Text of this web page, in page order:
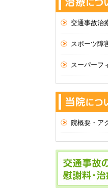
交通事故治
スポーツ障
スーパーフ
院概要・ア